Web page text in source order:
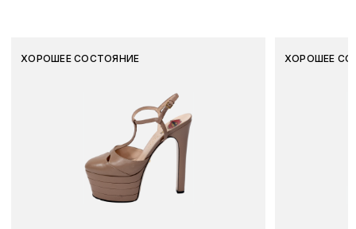
ХОРОШЕЕ СОСТОЯНИЕ ХОРОШЕЕ